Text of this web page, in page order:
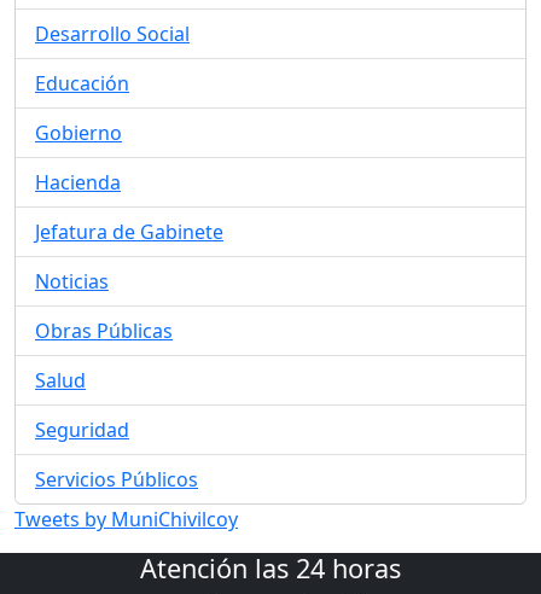
Desarrollo Social
Educación
Gobierno
Hacienda
Jefatura de Gabinete
Noticias
Obras Públicas
Salud
Seguridad
Servicios Públicos
Tweets by MuniChivilcoy
Atención las 24 horas